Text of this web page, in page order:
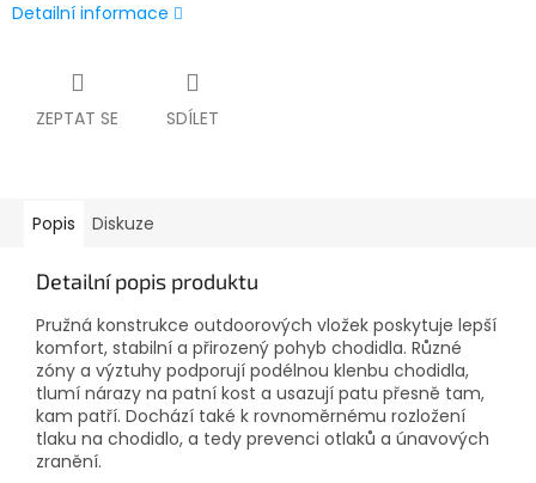
Detailní informace
ZEPTAT SE SDÍLET
Popis Diskuze
Detailní popis produktu
Pružná konstrukce outdoorových vložek poskytuje lepší
komfort, stabilní a přirozený pohyb chodidla. Různé
zóny a výztuhy podporují podélnou klenbu chodidla,
tlumí nárazy na patní kost a usazují patu přesně tam,
kam patří. Dochází také k rovnoměrnému rozložení
tlaku na chodidlo, a tedy prevenci otlaků a únavových
zranění.